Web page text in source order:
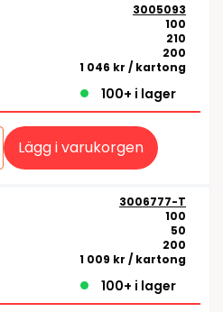
3005093
100
210
200
1 046 kr / kartong
100+ i lager
Lägg i varukorgen
3006777-T
100
50
200
1 009 kr / kartong
100+ i lager